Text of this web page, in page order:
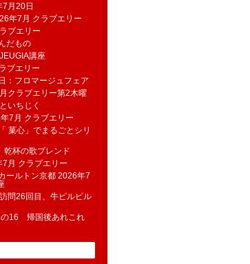
月20日
年7月 クラブエリー
ブエリー
だもの
講座
ブエリー
：フロマージュフェア
クラブエリー第2木曜
いちじく
7月 クラブエリー
菓​心」でまるごとシリ
乾杯の歌ブレンド
月 クラブエリー
ールトン京都 2026年7
問26回目、牛ピルピル
の16 帰国後あれこれ